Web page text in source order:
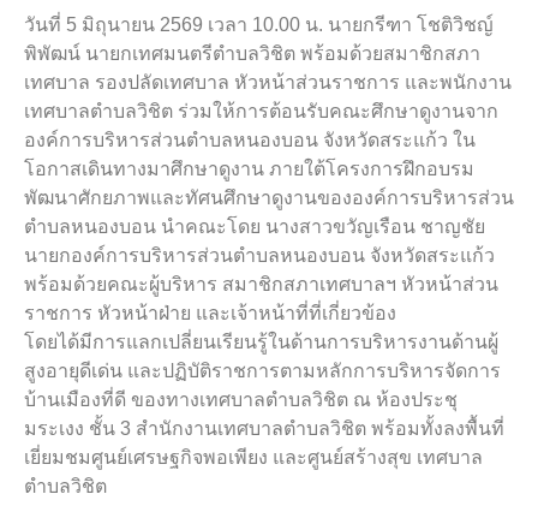
วันที่ 5 มิถุนายน 2569 เวลา 10.00 น. นายกรีฑา โชติวิชญ์
พิพัฒน์ นายกเทศมนตรีตำบลวิชิต พร้อมด้วยสมาชิกสภา
เทศบาล รองปลัดเทศบาล หัวหน้าส่วนราชการ และพนักงาน
เทศบาลตำบลวิชิต ร่วมให้การต้อนรับคณะศึกษาดูงานจาก
องค์การบริหารส่วนตำบลหนองบอน จังหวัดสระแก้ว ใน
โอกาสเดินทางมาศึกษาดูงาน ภายใต้โครงการฝึกอบรม
พัฒนาศักยภาพและทัศนศึกษาดูงานขององค์การบริหารส่วน
ตำบลหนองบอน นำคณะโดย นางสาวขวัญเรือน ชาญชัย
นายกองค์การบริหารส่วนตำบลหนองบอน จังหวัดสระแก้ว
พร้อมด้วยคณะผู้บริหาร สมาชิกสภาเทศบาลฯ หัวหน้าส่วน
ราชการ หัวหน้าฝ่าย และเจ้าหน้าที่ที่เกี่ยวข้อง
โดยได้มีการแลกเปลี่ยนเรียนรู้ในด้านการบริหารงานด้านผู้
สูงอายุดีเด่น และปฏิบัติราชการตามหลักการบริหารจัดการ
บ้านเมืองที่ดี ของทางเทศบาลตำบลวิชิต ณ ห้องประชุ
มระเงง ชั้น 3 สำนักงานเทศบาลตำบลวิชิต พร้อมทั้งลงพื้นที่
เยี่ยมชมศูนย์เศรษฐกิจพอเพียง และศูนย์สร้างสุข เทศบาล
ตำบลวิชิต